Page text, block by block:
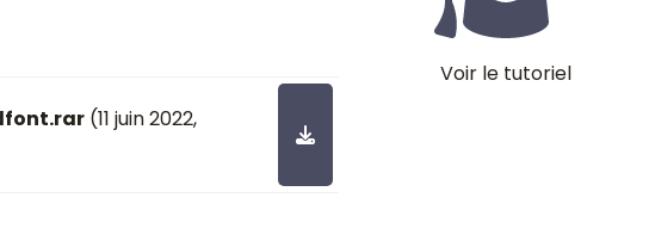
(11 juin 2022,
Voir le tutoriel